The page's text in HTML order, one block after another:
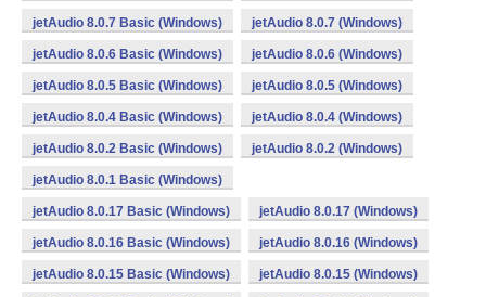
jetAudio 8.0.7 Basic (Windows) jetAudio 8.0.7 (Windows)
jetAudio 8.0.6 Basic (Windows) jetAudio 8.0.6 (Windows)
jetAudio 8.0.5 Basic (Windows) jetAudio 8.0.5 (Windows)
jetAudio 8.0.4 Basic (Windows) jetAudio 8.0.4 (Windows)
jetAudio 8.0.2 Basic (Windows) jetAudio 8.0.2 (Windows)
jetAudio 8.0.1 Basic (Windows)
jetAudio 8.0.17 Basic (Windows) jetAudio 8.0.17 (Windows)
jetAudio 8.0.16 Basic (Windows) jetAudio 8.0.16 (Windows)
jetAudio 8.0.15 Basic (Windows) jetAudio 8.0.15 (Windows)